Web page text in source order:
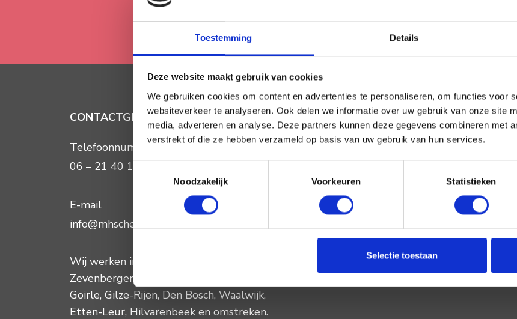
Toestemming Details
Deze website maakt gebruik van cookies
We gebruiken cookies om content en advertenties te personaliseren, om functies voor
websiteverkeer te analyseren. Ook delen we informatie over uw gebruik van onze site
media, adverteren en analyse. Deze partners kunnen deze gegevens combineren met
verstrekt of die ze hebben verzameld op basis van uw gebruik van hun services.
Noodzakelijk
Voorkeuren Statistieken
Selectie toestaan
CONTACTGEGEVENS
Telefoonnummer:
06 – 21 40 12 13
E-mail
info@mhscheiden.nl
Wij werken in
Zevenbergen
Goirle, Gilze-Rijen, Den Bosch, Waalwijk,
Etten-Leur, Hilvarenbeeken omstreken.
BEREIKBAARHEID
Telefonisch:
Di: 09:00 – 20:00 uur
Wo: 09:00 – 20:00 uur
Vr: 09:00 – 20:00 uur
Za: 10:00 – 17:00 uur